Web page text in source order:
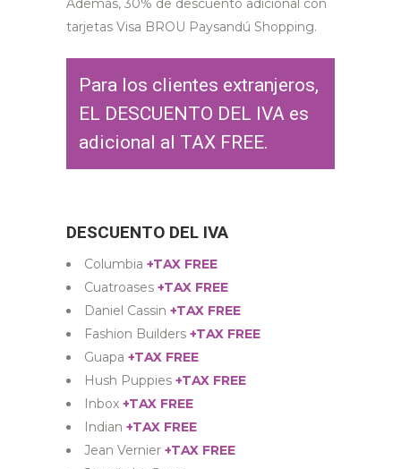
Además, 30% de descuento adicional con
tarjetas Visa BROU Paysandú Shopping.
Para los clientes extranjeros,
EL DESCUENTO DEL IVA es
adicional al TAX FREE.
DESCUENTO DEL IVA
Columbia +TAX FREE
Cuatroases +TAX FREE
Daniel Cassin +TAX FREE
Fashion Builders +TAX FREE
Guapa +TAX FREE
Hush Puppies +TAX FREE
Inbox +TAX FREE
Indian +TAX FREE
Jean Vernier +TAX FREE